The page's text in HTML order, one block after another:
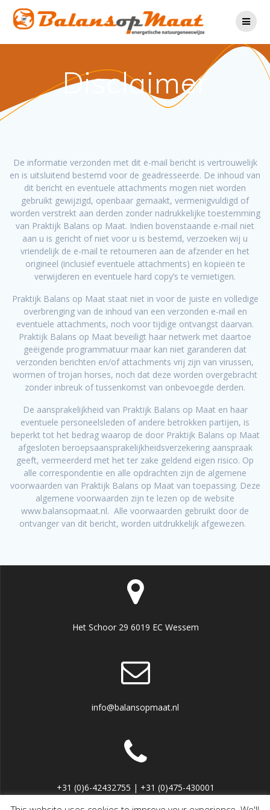
naar
de
inhoud
Disclaimer
De informatie verzonden met dit e-mail bericht is vertrouwelijk
en is uitsluitend bestemd voor de geadresseerde. De inhoud van
dit bericht en eventuele attachments mogen niet worden
gebruikt gewijzigd, openbaar gemaakt, vermenigvuldigd of
worden verstrekt aan derden zonder nadrukkelijke toestemming
van Praktijk Balans op Maat. Indien bovenstaande e-mail niet
aan u is gericht of niet voor u is bestemd, verzoeken wij u
vriendelijk de e-mail te retourneren aan de afzender en het
origineel (inclusief eventuele attachments) en kopieën te
verwijderen en eventuele hard copy’s te vernietigen.
Praktijk Balans op Maat staat niet in voor de juiste en volledige
overbrenging van de inhoud van een verzonden e-mail en
eventuele attachments, noch voor tijdige ontvangst daarvan.
Praktijk Balans op Maat beveiligt haar netwerk met daartoe
geëigende programmatuur maar kan niet garanderen dat
verzonden berichten en/of attachments vrij zijn van virussen,
wormen of trojan horses, noch dat deze worden overgebracht
zonder inbreuk of tussenkomst van onbevoegde derden.
De aansprakelijkheid van Praktijk Balans op Maat en haar
eventuele personeelsleden of andere betrokken partijen, is
beperkt tot het bedrag waarop de door Praktijk Balans op Maat
afgesloten beroepsaansprakelijkheidsverzekering aanspraak
geeft, vermeerderd met het ter zake geldend eigen risico. Op
alle correspondentie en alle opdrachten zijn de algemene
voorwaarden van Praktijk Balans op Maat van toepassing. Deze
algemene voorwaarden zijn te lezen op de website
www.balansopmaat.nl. Alle voorwaarden gebruikt door de
ontvanger van dit bericht, worden uitdrukkelijk afgewezen.
Het Schoor 29 6019 EC Wessem
info@balansopmaat.nl
+31 (0)6-42432755 | +31 (0)475-430001